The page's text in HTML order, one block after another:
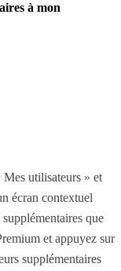
à mon
utilisateurs » et
écran contextuel
que
et appuyez sur
supplémentaires